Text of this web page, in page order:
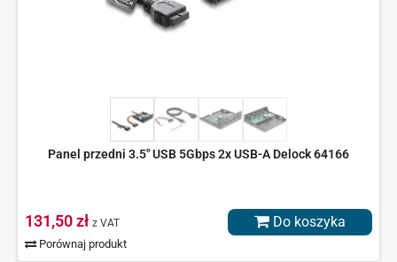
Panel przedni 3.5" USB 5Gbps 2x USB-A Delock 64166
131,50 zł z VAT
Porównaj produkt
Do koszyka